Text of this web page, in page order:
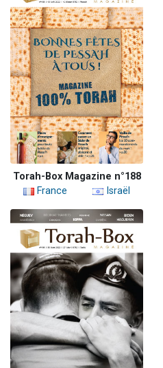
Torah-Box Magazine n°188
France
Israël